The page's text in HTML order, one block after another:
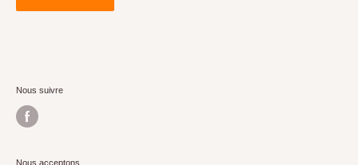
Nous suivre
Nous acceptons